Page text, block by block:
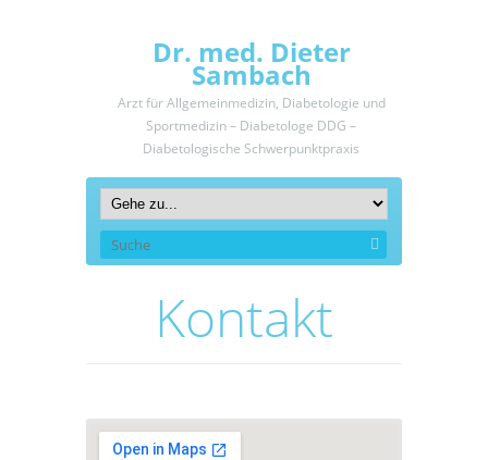
Dr. med. Dieter
Sambach
Arzt für Allgemeinmedizin, Diabetologie und
Sportmedizin – Diabetologe DDG –
Diabetologische Schwerpunktpraxis
Kontakt